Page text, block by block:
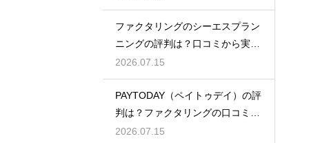
ファクタリングのシーエスプラン
ニングの評判は？口コミから実態
を徹底解説
2026.07.15
PAYTODAY（ペイトゥデイ）の評
判は？ファクタリングの口コミ検
証
2026.07.15